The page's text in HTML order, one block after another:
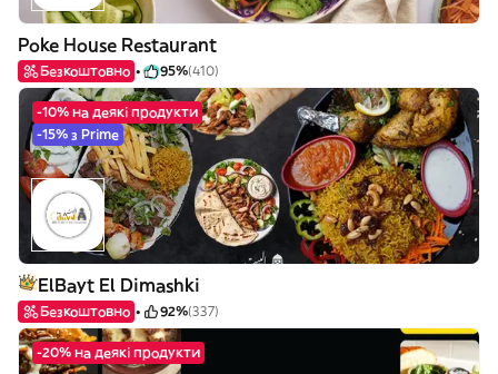
Poke House Restaurant
Безкоштовно 95%(410)
-10% на деякі продукти
-15% з Prime
ElBayt El Dimashki
Безкоштовно 92%(337)
-20% на деякі продукти